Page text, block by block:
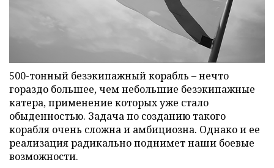
500-тонный безэкипажный корабль – нечто
гораздо большее, чем небольшие безэкипажные
катера, применение которых уже стало
обыденностью. Задача по созданию такого
корабля очень сложна и амбициозна. Однако и ее
реализация радикально поднимет наши боевые
возможности.